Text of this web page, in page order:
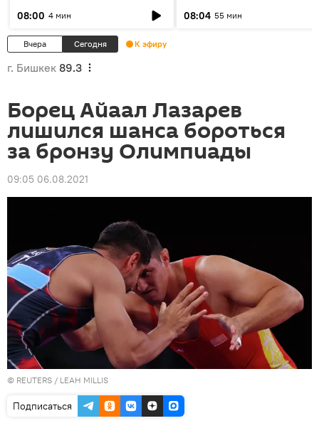
08:00 4 мин
08:04 55 мин
Вчера Сегодня К эфиру
г. Бишкек 89.3
Борец Айаал Лазарев
лишился шанса бороться
за бронзу Олимпиады
09:05 06.08.2021
© REUTERS / LEAH MILLIS
Подписаться